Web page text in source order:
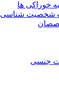
خوراکی ها
شخصیت شناسی
جنسی